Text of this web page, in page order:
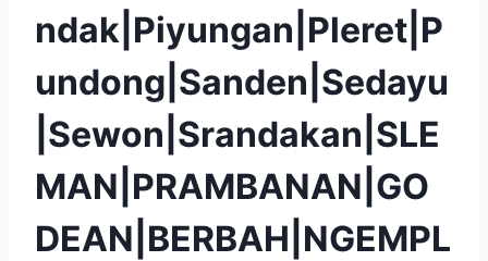
ndak|Piyungan|Pleret|P
undong|Sanden|Sedayu
|Sewon|Srandakan|SLE
MAN|PRAMBANAN|GO
DEAN|BERBAH|NGEMPL